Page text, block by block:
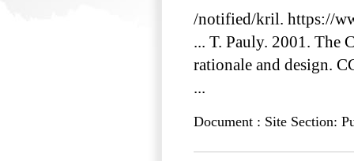
/notified/kril. https://
... T. Pauly. 2001. The
rationale and design.
...
Document : Site Section: